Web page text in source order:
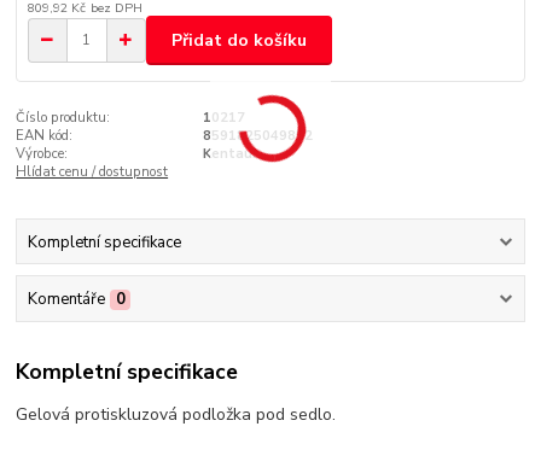
809,92 Kč bez DPH
Přidat do košíku
Číslo produktu:
10217
EAN kód:
8591825049852
Výrobce:
Kentaur
Hlídat cenu / dostupnost
Kompletní specifikace
Komentáře 0
Kompletní specifikace
Gelová protiskluzová podložka pod sedlo.